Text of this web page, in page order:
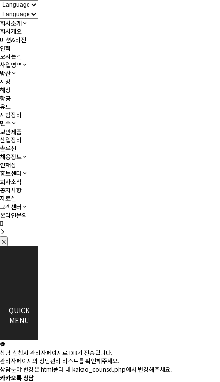
회사소개
회사개요
미션&비전
연혁
오시는길
사업영역
방산
지상
해상
항공
유도
시험장비
민수
보안제품
산업장비
솔루션
채용정보
인재상
홍보센터
회사소식
공지사항
자료실
고객센터
온라인문의
×
QUICK
MENU
상담 신청시 관리자페이지로 DB가 전송됩니다.
관리자페이지의 상담관리 리스트를 확인해주세요.
상담분야 변경은 html폴더 내 kakao_counsel.php에서 변경해주세요.
카카오톡 상담